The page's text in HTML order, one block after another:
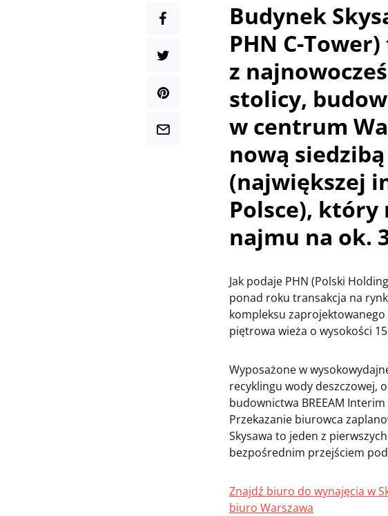
Budynek
PHN C-
z
stolicy,
w centrum
nową
(największej
Polsce), który
najmu na ok.
Jak podaje PHN (Polski
ponad roku transakcja na
kompleksu zaprojektowanego
piętrowa wieża o wysokości
Wyposażone w
recyklingu wody deszczowej,
budownictwa BREEAM
Przekazanie biurowca
Skysawa to jeden z
bezpośrednim przejściem
Znajdź biuro do wynajęcia w
biuro Warszawa